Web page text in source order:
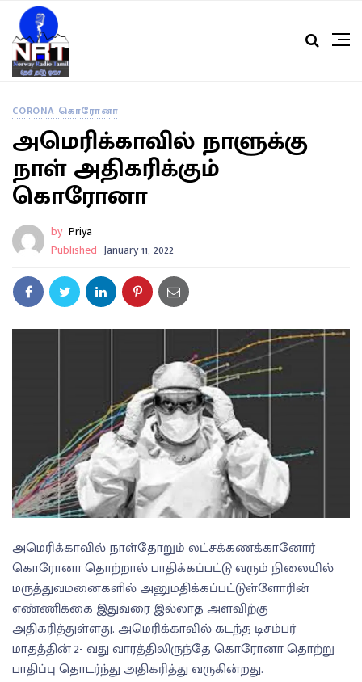
CORONA கொரோனா
அமெரிக்காவில் நாளுக்கு
நாள் அதிகரிக்கும்
கொரோனா
by Priya
Published January 11, 2022
அமெரிக்காவில் நாள்தோறும் லட்சக்கணக்கானோர்
கொரோனா தொற்றால் பாதிக்கப்பட்டு வரும் நிலையில்
மருத்துவமனைகளில் அனுமதிக்கப்பட்டுள்ளோரின்
எண்ணிக்கை இதுவரை இல்லாத அளவிற்கு
அதிகரித்துள்ளது. அமெரிக்காவில் கடந்த டிசம்பர்
மாதத்தின் 2- வது வாரத்திலிருந்தே கொரோனா தொற்று
பாதிப்பு தொடர்ந்து அதிகரித்து வருகின்றது.